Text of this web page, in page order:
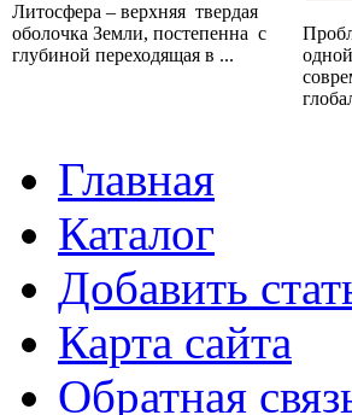
Литосфера – верхняя твердая
оболочка Земли, постепенна с
глубиной переходящая в ...
Главная
Каталог
Добавить
Карта сайта
Обратная